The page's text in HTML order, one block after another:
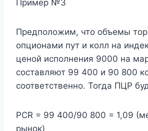
Пример №3
Предположим, что объемы
опционами пут и колл на
ценой исполнения 9000 на
составляют 99 400 и 90 800
соответственно. Тогда ПЦР
PCR = 99 400/90 800 = 1,09
рынок)